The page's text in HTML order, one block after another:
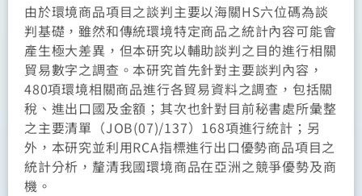
由於環境商品項目之談判主要以海關HS六位碼為談
判基礎，雖然和傳統環境特定商品之統計內容可能會
產生極大差異，但本研究以輔助談判之目的進行相關
貿易數字之調查。本研究首先針對主要談判內容，
480項環境相關商品進行各貿易資料之調查，包括關
稅、進出口國及金額；其次也針對目前秘書處所彙整
之主要清單（JOB(07)/137）168項進行統計；另
外，本研究並利用RCA指標進行出口優勢商品項目之
統計分析，釐清我國環境商品在亞洲之競爭優勢及商
機。